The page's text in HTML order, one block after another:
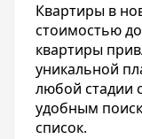
Квартиры в
стоимостью
квартиры
уникальной
любой стадии
удобным
список.